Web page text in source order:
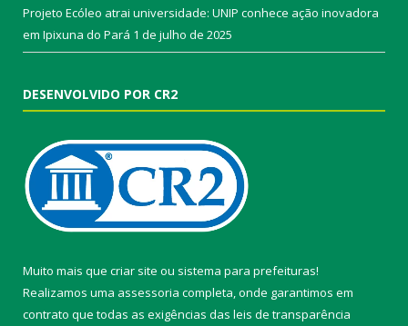
Projeto Ecóleo atrai universidade: UNIP conhece ação inovadora
em Ipixuna do Pará 1 de julho de 2025
DESENVOLVIDO POR CR2
Muito mais que criar site ou sistema para prefeituras!
Realizamos uma assessoria completa, onde garantimos em
contrato que todas as exigências das leis de transparência